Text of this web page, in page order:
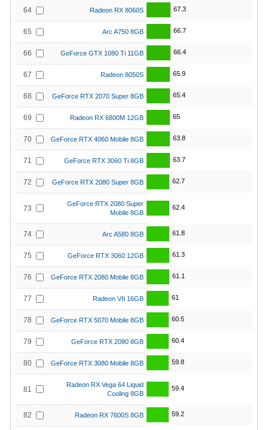
64 Radeon RX 8060S 67.3
65 Arc A750 8GB 66.7
66 GeForce GTX 1080 Ti 11GB 66.4
67 Radeon 8050S 65.9
68 GeForce RTX 2070 Super 8GB 65.4
69 Radeon RX 6800M 12GB 65
70 GeForce RTX 4060 Mobile 8GB 63.8
71 GeForce RTX 3060 Ti 8GB 63.7
72 GeForce RTX 2080 Super 8GB 62.7
73
GeForce RTX 2080 Super
Mobile 8GB
62.4
74 Arc A580 8GB 61.8
75 GeForce RTX 3060 12GB 61.3
76 GeForce RTX 2080 Mobile 8GB 61.1
77 Radeon VII 16GB 61
78 GeForce RTX 5070 Mobile 8GB 60.5
79 GeForce RTX 2080 8GB 60.4
80 GeForce RTX 3080 Mobile 8GB 59.8
81
Radeon RX Vega 64 Liquid
Cooling 8GB
59.4
82 Radeon RX 7600S 8GB 59.2